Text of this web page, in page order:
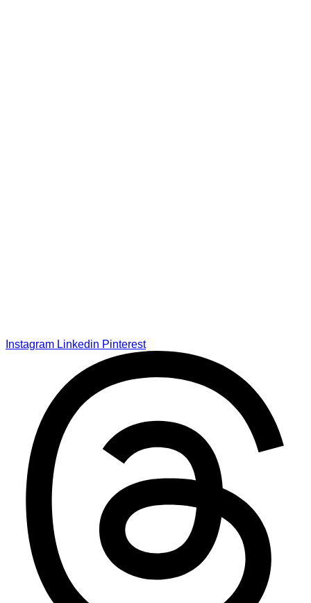
Instagram Linkedin Pinterest